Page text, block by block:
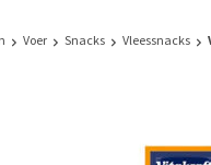
Graanvrij
Hypoallergeen
Voer Snacks Vleessnacks